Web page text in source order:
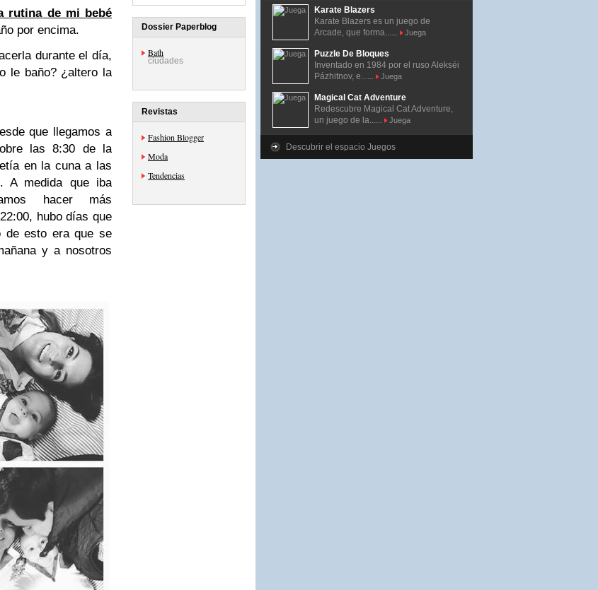
rutina de mi bebé
por encima.
durante el día,
le baño? ¿altero la
que llegamos a
las 8:30 de la
en la cuna a las
A medida que iba
hacer más
hubo días que
de esto era que se
y a nosotros
Dossier Paperblog
Bath
ciudades
Revistas
Fashion Blogger
Moda
Tendencias
Karate Blazers
Karate Blazers es un juego de
Arcade, que forma......
Juega
Puzzle De Bloques
Inventado en 1984 por el ruso Alekséi
Pázhitnov, e......
Juega
Magical Cat Adventure
Redescubre Magical Cat Adventure,
un juego de la......
Juega
Descubrir el espacio Juegos